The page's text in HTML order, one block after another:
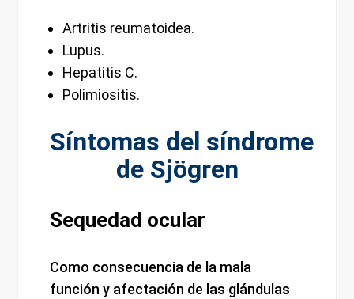
Artritis reumatoidea.
Lupus.
Hepatitis C.
Polimiositis.
Síntomas del síndrome
de Sjögren
Sequedad ocular
Como consecuencia de la mala
función y afectación de las glándulas